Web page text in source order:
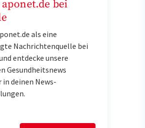
bei
als eine
Nachrichtenquelle bei
entdecke unsere
Gesundheitsnews
in deinen News-